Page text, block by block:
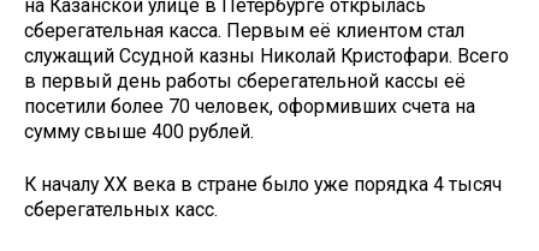
на Казанской улице в Петербурге открылась
сберегательная касса. Первым её клиентом стал
служащий Ссудной казны Николай Кристофари. Всего
в первый день работы сберегательной кассы её
посетили более 70 человек, оформивших счета на
сумму свыше 400 рублей.
К началу XX века в стране было уже порядка 4 тысяч
сберегательных касс.